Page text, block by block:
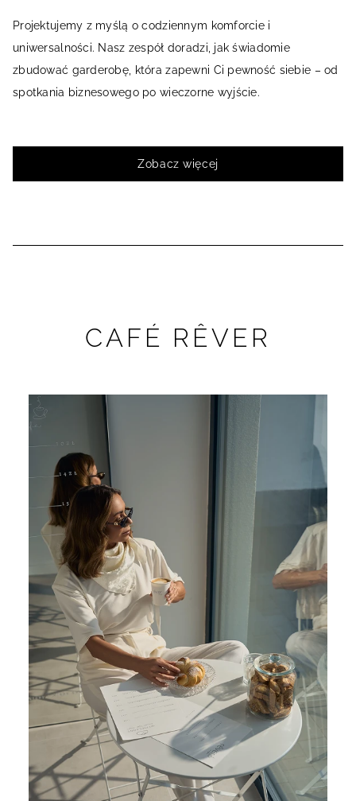
Projektujemy z myślą o codziennym komforcie i
uniwersalności. Nasz zespół doradzi, jak świadomie
zbudować garderobę, która zapewni Ci pewność siebie – od
spotkania biznesowego po wieczorne wyjście.
Zobacz więcej
CAFÉ RÊVER